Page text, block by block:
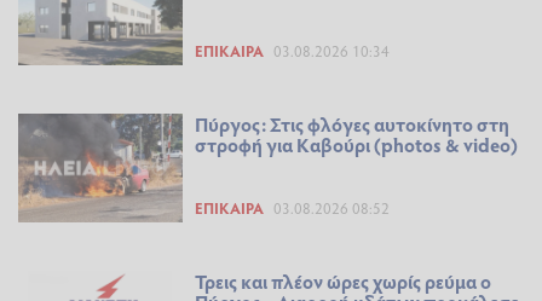
ΕΠΊΚΑΙΡΑ 03.08.2026 10:34
Πύργος: Στις φλόγες αυτοκίνητο στη
στροφή για Καβούρι (photos & video)
ΕΠΊΚΑΙΡΑ 03.08.2026 08:52
Τρεις και πλέον ώρες χωρίς ρεύμα ο